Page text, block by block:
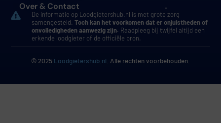
Over & Contact
© 2025 Loodgietershub.nl . Alle rechten voorbehouden.
De informatie op Loodgietershub.nl is met grote zorg
samengesteld.Toch kan het voorkomen dat er onjuistheden of
onvolledigheden aanwezig zijn. Raadpleeg bij twijfel altijd een
erkende loodgieter of de officiële bron.